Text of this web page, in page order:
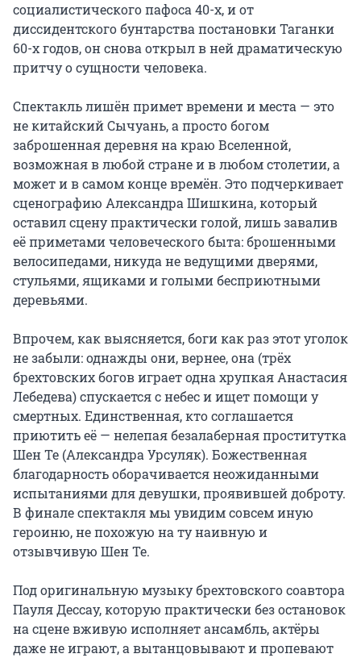
социалистического пафоса 40-х, и от
диссидентского бунтарства постановки Таганки
60-х годов, он снова открыл в ней драматическую
притчу о сущности человека.
Спектакль лишён примет времени и места — это
не китайский Сычуань, а просто богом
заброшенная деревня на краю Вселенной,
возможная в любой стране и в любом столетии, а
может и в самом конце времён. Это подчеркивает
сценографию Александра Шишкина, который
оставил сцену практически голой, лишь завалив
её приметами человеческого быта: брошенными
велосипедами, никуда не ведущими дверями,
стульями, ящиками и голыми бесприютными
деревьями.
Впрочем, как выясняется, боги как раз этот уголок
не забыли: однажды они, вернее, она (трёх
брехтовских богов играет одна хрупкая Анастасия
Лебедева) спускается с небес и ищет помощи у
смертных. Единственная, кто соглашается
приютить её — нелепая безалаберная проститутка
Шен Те (Александра Урсуляк). Божественная
благодарность оборачивается неожиданными
испытаниями для девушки, проявившей доброту.
В финале спектакля мы увидим совсем иную
героиню, не похожую на ту наивную и
отзывчивую Шен Те.
Под оригинальную музыку брехтовского соавтора
Пауля Дессау, которую практически без остановок
на сцене вживую исполняет ансамбль, актёры
даже не играют, а вытанцовывают и пропевают